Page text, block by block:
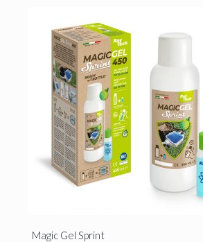
Magic Gel Sprint